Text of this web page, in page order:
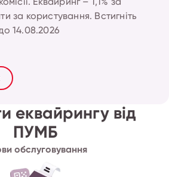
за користування. Встигніть
14.08.2026
еквайрингу від
ПУМБ
обслуговування